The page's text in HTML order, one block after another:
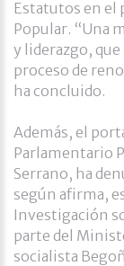
Estatutos en el
Popular. “Una
y liderazgo,
proceso de
ha concluido.
Además, el
Parlamentario
Serrano, ha
según afirma,
Investigación
parte del
socialista